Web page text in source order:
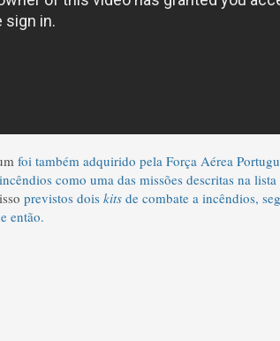
foi também adquirido pela Força Aérea
como uma das missões descritas na
previstos dois kits de combate a incêndios,
então.